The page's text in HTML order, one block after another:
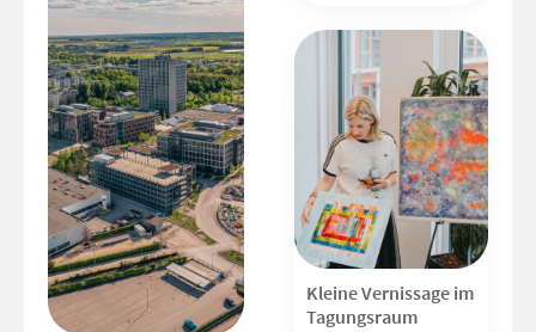
Kleine Vernissage im
Tagungsraum